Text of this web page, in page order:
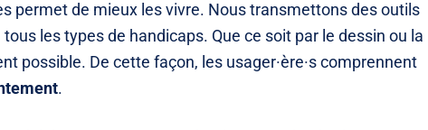
permet de mieux les vivre. Nous transmettons des outils
les types de handicaps. Que ce soit par le dessin ou la
possible. De cette façon, les usager·ère·s comprennent
.